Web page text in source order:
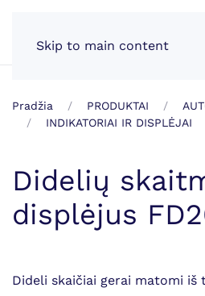
Skip to main content
Pradžia PRODUKTAI
INDIKATORIAI IR DISPLĖJAI
Didelių
displėjus
Dideli skaičiai gerai matomi iš